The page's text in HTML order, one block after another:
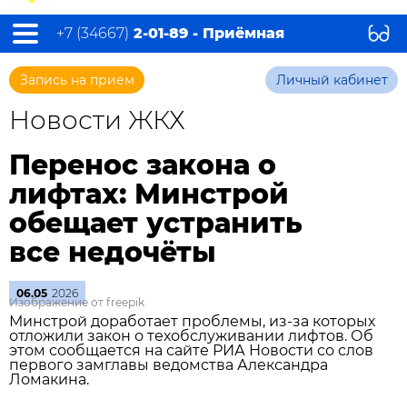
+7 (34667) 2-01-89 - Приёмная
Запись на прием Личный кабинет
Новости ЖКХ
Перенос закона о
лифтах: Минстрой
обещает устранить
все недочёты
06.05 2026
Изображение от freepik
Минстрой доработает проблемы, из‑за которых
отложили закон о техобслуживании лифтов. Об
этом сообщается на сайте РИА Новости со слов
первого замглавы ведомства Александра
Ломакина.